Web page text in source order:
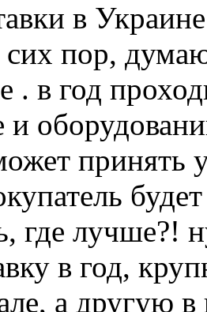
в
сих пор,
. в год
и
принять
где лучше?!
в год,
а другую